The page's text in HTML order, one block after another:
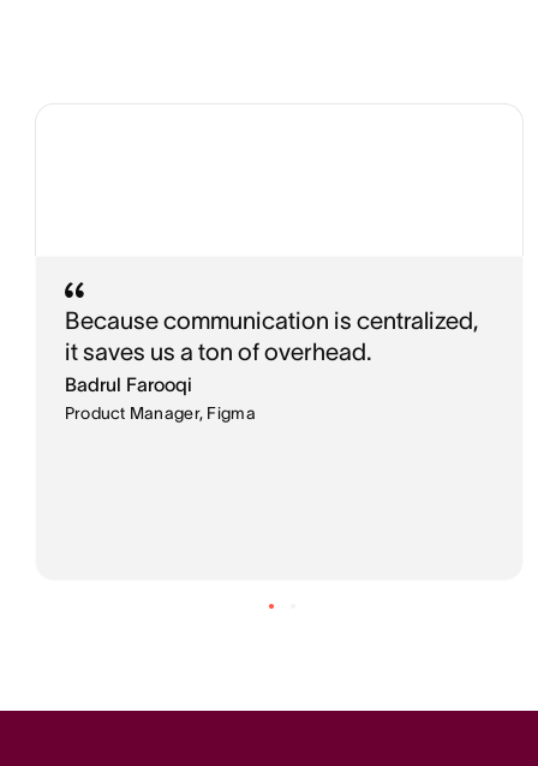
Because communication is centralized,
it saves us a ton of overhead.
Badrul Farooqi
Product Manager, Figma